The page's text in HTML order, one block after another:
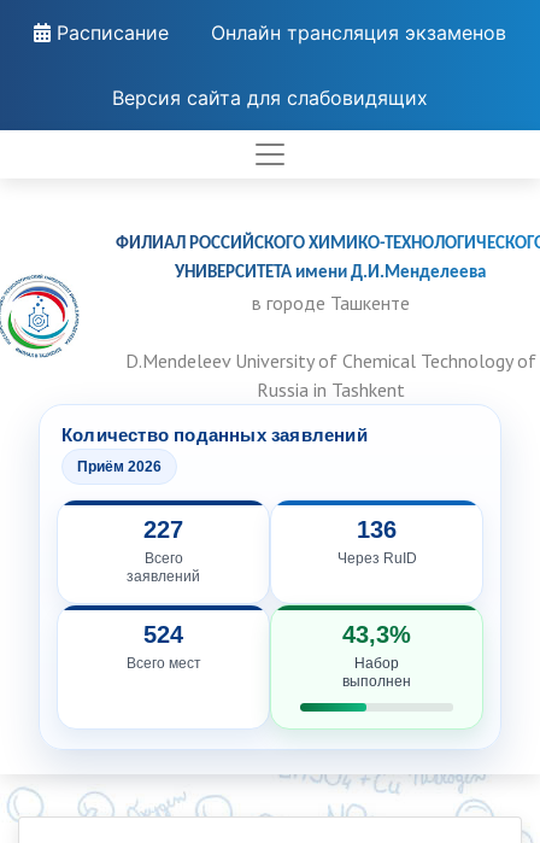
Расписание Онлайн трансляция экзаменов
Версия сайта для слабовидящих
ФИЛИАЛ РОССИЙСКОГО ХИМИКО-
УНИВЕРСИТЕТА имени Д.И.Менделеева
в городе Ташкенте
D.Mendeleev University of Chemical Technology of
Russia in Tashkent
Количество поданных заявлений
Приём 2026
227
Всего
заявлений
136
Через RuID
524
Всего мест
43,3%
Набор
выполнен